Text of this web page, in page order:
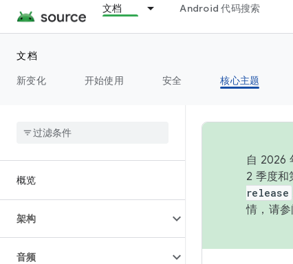
文档 Android 代码搜索
文档
新变化
开始使用 安全 核心主题
概览
架构
音频
自 2026
2 季度和
release
情，请参